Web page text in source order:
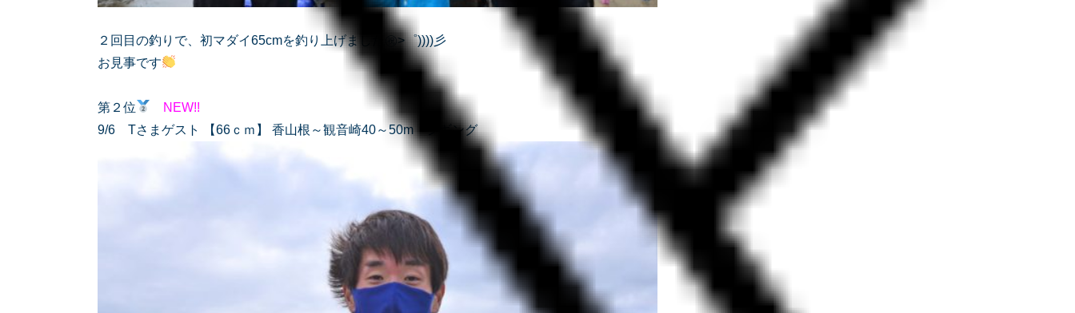
２回目の釣りで、初マダイ65cmを釣り上げました㊗>゜))))彡
お見事です
第２位
NEW!!
9/6 Tさまゲスト 【66ｃｍ】 香山根～観音崎40～50m ジギング